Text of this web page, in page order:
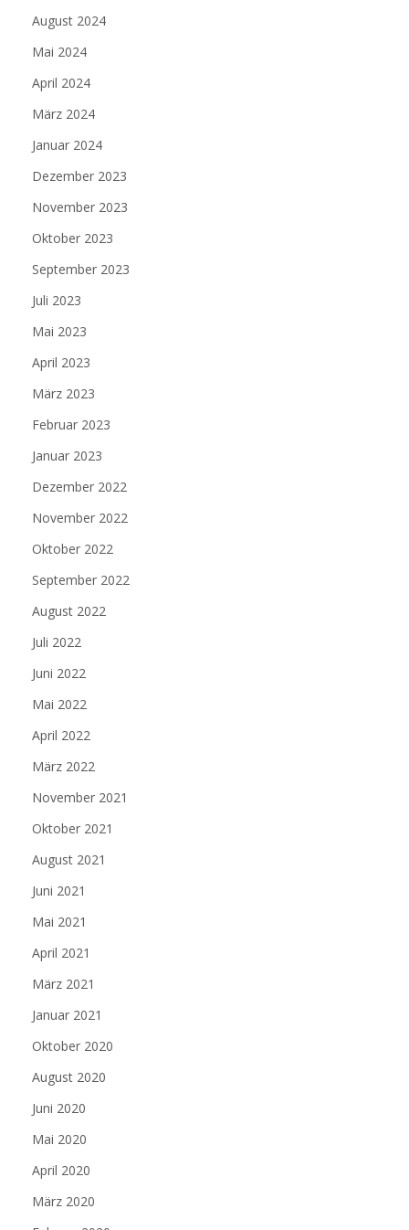
August 2024
Mai 2024
April 2024
März 2024
Januar 2024
Dezember 2023
November 2023
Oktober 2023
September 2023
Juli 2023
Mai 2023
April 2023
März 2023
Februar 2023
Januar 2023
Dezember 2022
November 2022
Oktober 2022
September 2022
August 2022
Juli 2022
Juni 2022
Mai 2022
April 2022
März 2022
November 2021
Oktober 2021
August 2021
Juni 2021
Mai 2021
April 2021
März 2021
Januar 2021
Oktober 2020
August 2020
Juni 2020
Mai 2020
April 2020
März 2020